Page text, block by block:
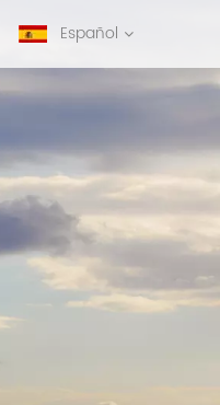
Español
français
русский
español
português